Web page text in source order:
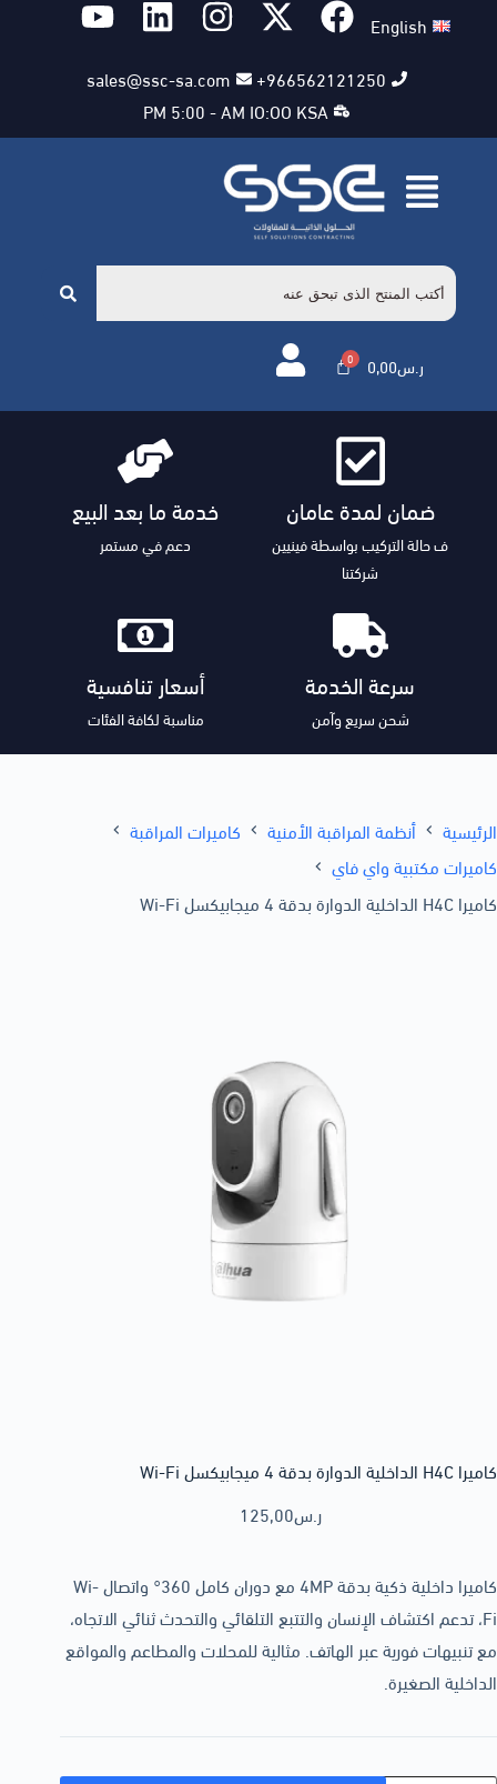
English
966562121250+
sales@ssc-sa.com
PM 5:00 - AM IO:OO KSA
0,00ر.س
ضمان لمدة عامان
ف حالة التركيب بواسطة فينيين
شركتنا
خدمة ما بعد البيع
دعم في مستمر
سرعة الخدمة
شحن سريع وآمن
أسعار تنافسية
مناسبة لكافة الفئات
الرئيسية أنظمة المراقبة الأمنية
كاميرات المراقبة
كاميرات مكتبية واي فاي
كاميرا H4C الداخلية الدوارة بدقة 4 ميجابيكسل Wi-Fi
كاميرا H4C الداخلية الدوارة بدقة 4 ميجابيكسل Wi-Fi
125,00ر.س
كاميرا داخلية ذكية بدقة 4MP مع دوران كامل 360° واتصال Wi-
Fi، تدعم اكتشاف الإنسان والتتبع التلقائي والتحدث ثنائي الاتجاه،
مع تنبيهات فورية عبر الهاتف. مثالية للمحلات والمطاعم والمواقع
الداخلية الصغيرة.